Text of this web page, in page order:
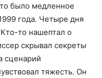
было медленное
года. Четыре дня
то нашептал о
скрывал секреты
сценарий
тяжесть. Он